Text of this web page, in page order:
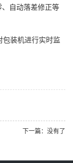
自动落差修正等
包装机进行实时监
下一篇：没有了